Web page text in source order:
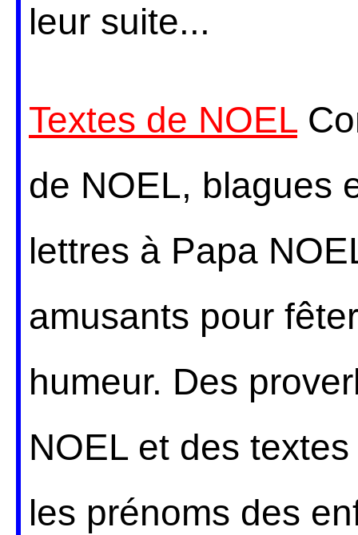
leur suite...
Textes de NOEL
de NOEL, blagues
lettres à Papa
amusants pour
humeur. Des
NOEL et des
les prénoms des